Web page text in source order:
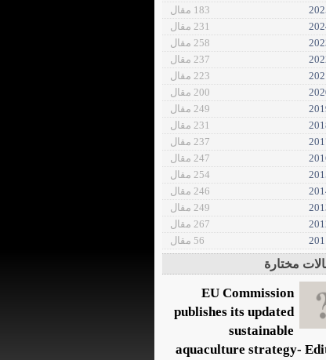
183 مقال
231 مقال
258 مقال
237 مقال
223 مقال
200 مقال
249 مقال
231 مقال
237 مقال
247 مقال
254 مقال
246 مقال
249 مقال
267 مقال
56 مقال
مختارة
EU Commission
publishes its updated
sustainable
aquaculture strategy-